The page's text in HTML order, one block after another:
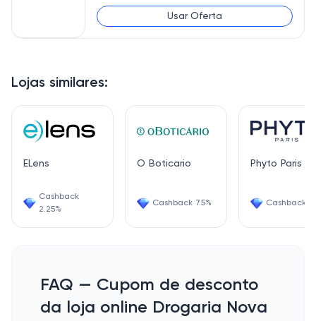
Lojas similares:
ELens
Cashback
2.25%
O Boticario
Cashback 7.5%
Phyto Paris
Cashback
Usar Oferta
FAQ — Cupom de desconto
da loja online Drogaria Nova